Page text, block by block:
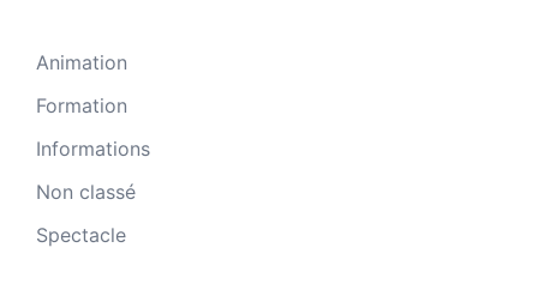
Animation
Formation
Informations
Non classé
Spectacle